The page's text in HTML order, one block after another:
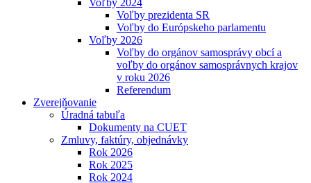
Voľby 2024
Voľby prezidenta SR
Voľby do Európskeho parlamentu
Voľby 2026
Voľby do orgánov samosprávy obcí a
voľby do orgánov samosprávnych krajov
v roku 2026
Referendum
Zverejňovanie
Úradná tabuľa
Dokumenty na CUET
Zmluvy, faktúry, objednávky
Rok 2026
Rok 2025
Rok 2024